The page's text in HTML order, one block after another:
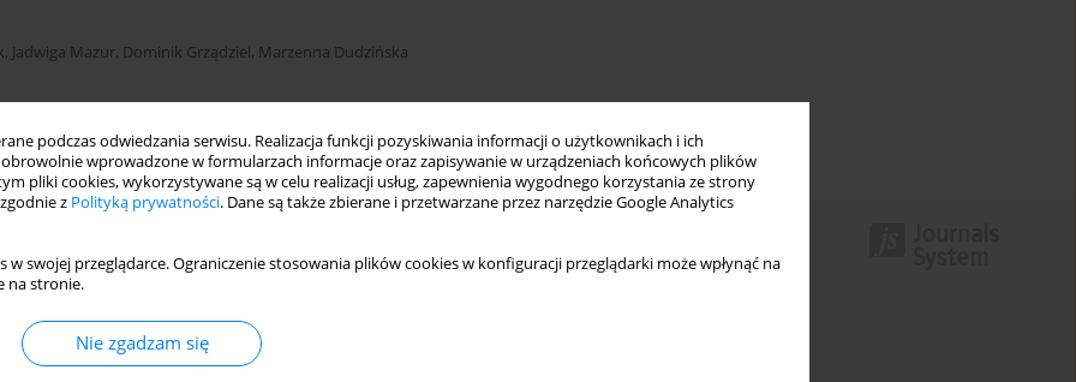
podczas odwiedzania serwisu. Realizacja funkcji pozyskiwania informacji o użytkownikach i ich
wprowadzone w formularzach informacje oraz zapisywanie w urządzeniach końcowych plików
pliki cookies, wykorzystywane są w celu realizacji usług, zapewnienia wygodnego korzystania ze strony
z Polityką prywatności. Dane są także zbierane i przetwarzane przez narzędzie Google Analytics
w swojej przeglądarce. Ograniczenie stosowania plików cookies w konfiguracji przeglądarki może wpłynąć na
na stronie.
Nie zgadzam się
, Jadwiga Mazur, Dominik Grządziel, Marzenna Dudzińska
Statystyki
© 2006-2026 Journal hosting platform by